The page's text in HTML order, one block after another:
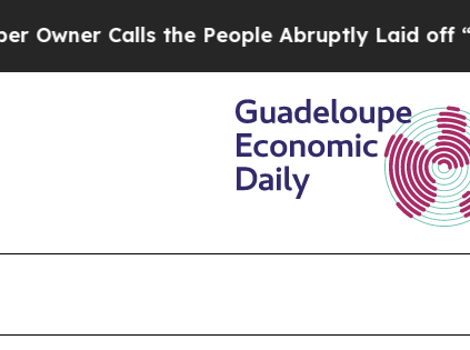
the People Abruptly Laid off “Simply